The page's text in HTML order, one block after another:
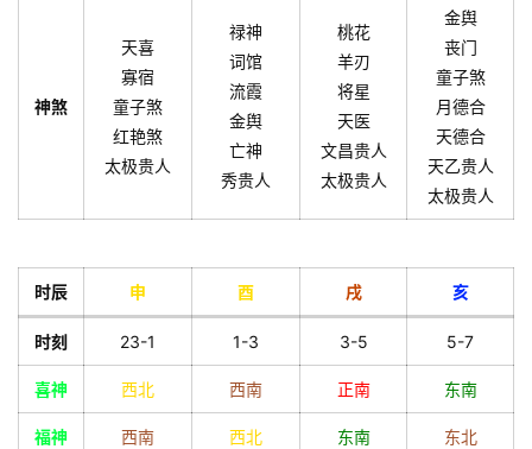
神煞
天喜
寡宿
童子煞
红艳煞
太极贵人
禄神
词馆
流霞
金舆
亡神
秀贵人
桃花
羊刃
将星
天医
文昌贵人
太极贵人
金舆
丧门
童子煞
月德合
天德合
天乙贵人
太极贵人
时辰 申 酉 戌 亥
时刻 23-1 1-3 3-5 5-7
喜神 西北 西南 正南 东南
福神 西南 西北 东南 东北